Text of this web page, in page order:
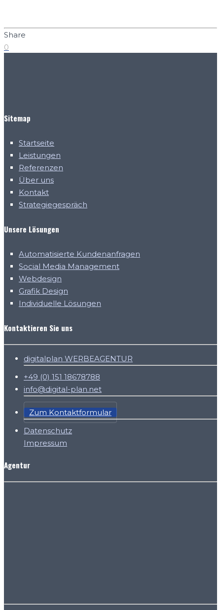
Share
0
Sitemap
Startseite
Leistungen
Referenzen
Über uns
Kontakt
Strategiegespräch
Unsere Lösungen
Automatisierte Kundenanfragen
Social Media Management
Webdesign
Grafik Design
Individuelle Lösungen
Kontaktieren Sie uns
digitalplan WERBEAGENTUR
+49 (0) 151 18678788
info@digital-plan.net
Zum Kontaktformular
Datenschutz
Impressum
Agentur